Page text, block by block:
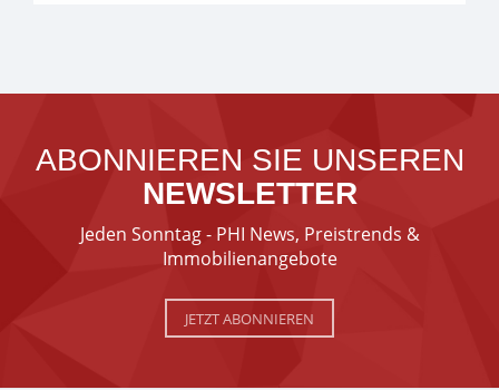
ABONNIEREN SIE UNSEREN
NEWSLETTER
Jeden Sonntag - PHI News, Preistrends &
Immobilienangebote
JETZT ABONNIEREN